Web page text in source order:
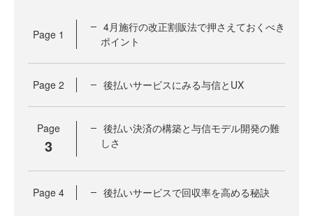
Page 1
4月施行の改正割販法で押さえておくべき
ポイント
Page 2 後払いサービスにみる与信とUX
Page
3
後払い決済の構築と与信モデル開発の難
しさ
Page 4 後払いサービスで回収率を高める秘訣